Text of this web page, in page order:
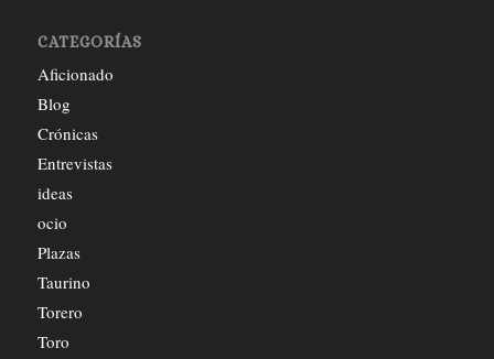
CATEGORÍAS
Aficionado
Blog
Crónicas
Entrevistas
ideas
ocio
Plazas
Taurino
Torero
Toro